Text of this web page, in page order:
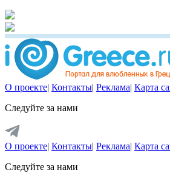
О проекте| Контакты| Реклама| Карта
Следуйте за нами
О проекте| Контакты| Реклама| Карта
Следуйте за нами